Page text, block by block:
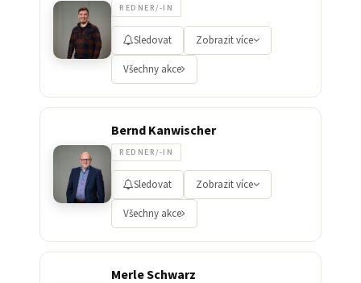
REDNER/-IN
Sledovat Zobrazit více
Všechny akce
Bernd Kanwischer
REDNER/-IN
Sledovat Zobrazit více
Všechny akce
Merle Schwarz